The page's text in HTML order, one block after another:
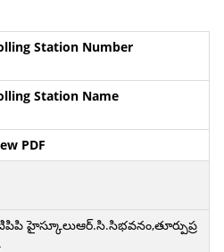
Station Number
Station Name
PDF
హైస్కూలుఆర్.సి.సిభవనం,తూర్పుప్ర